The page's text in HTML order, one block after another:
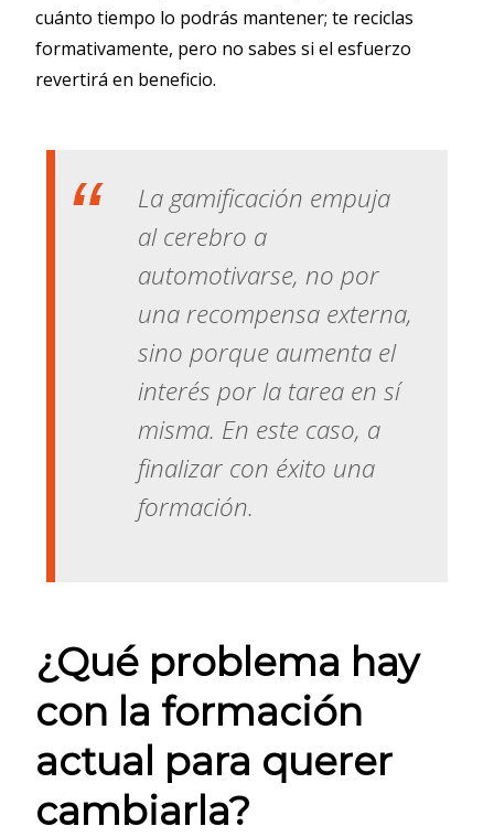
cuánto tiempo lo podrás mantener; te reciclas
formativamente, pero no sabes si el esfuerzo
revertirá en beneficio.
La gamificación empuja
al cerebro a
automotivarse, no por
una recompensa externa,
sino porque aumenta el
interés por la tarea en sí
misma. En este caso, a
finalizar con éxito una
formación.
¿Qué problema hay
con la formación
actual para querer
cambiarla?